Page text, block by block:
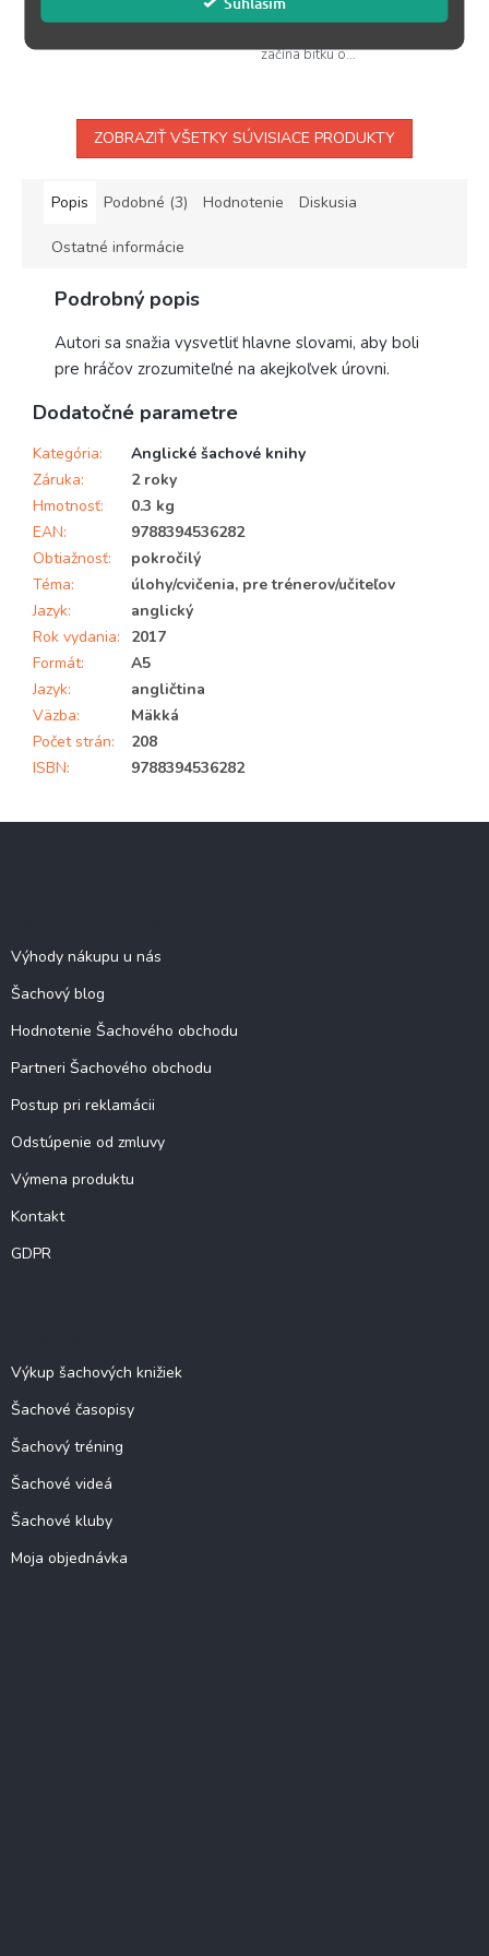
motívy a vyhnite sa typickým
najklasickejší šachový
začína bitku o...
ZOBRAZIŤ VŠETKY SÚVISIACE PRODUKTY
Popis Podobné (3) Hodnotenie Diskusia
Ostatné informácie
Podrobný popis
Autori sa snažia vysvetliť hlavne slovami, aby boli
pre hráčov zrozumiteľné na akejkoľvek úrovni.
Dodatočné parametre
Kategória:
Anglické šachové knihy
Záruka:
2 roky
Hmotnosť:
0.3 kg
EAN:
9788394536282
Obtiažnosť:
pokročilý
Téma:
úlohy/cvičenia, pre trénerov/učiteľov
Jazyk:
anglický
Rok vydania:
2017
Formát:
A5
Jazyk:
angličtina
Väzba:
Mäkká
Počet strán:
208
ISBN: 9788394536282
Výhody nákupu u nás
Šachový blog
Hodnotenie Šachového obchodu
Partneri Šachového obchodu
Postup pri reklamácii
Odstúpenie od zmluvy
Výmena produktu
Kontakt
GDPR
Výkup šachových knižiek
Šachové časopisy
Šachový tréning
Šachové videá
Šachové kluby
Moja objednávka